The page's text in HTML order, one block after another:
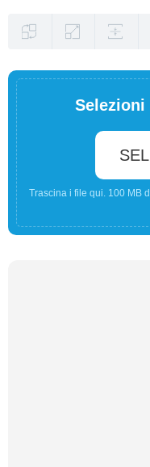
Trascina i file qui. 100 MB